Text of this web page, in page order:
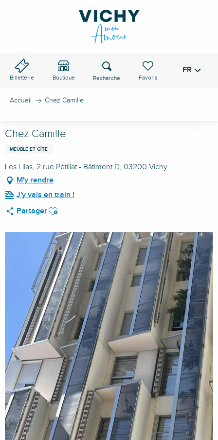
Billetterie Boutique
Voir les favoris
Recherche FR
Accueil Chez Camille
Chez Camille
MEUBLÉ ET GÎTE
Les Lilas, 2 rue Pétillat - Bâtiment D, 03200 Vichy
M'y rendre
J'y vais en train !
PartagerAjouter aux favoris